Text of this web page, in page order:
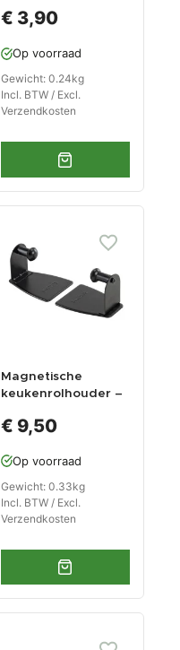
€ 3,90
Op voorraad
Gewicht: 0.24kg
Incl. BTW / Excl.
Verzendkosten
Magnetische
keukenrolhouder –
€ 9,50
Op voorraad
Gewicht: 0.33kg
Incl. BTW / Excl.
Verzendkosten